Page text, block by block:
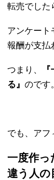
転売でした
アンケート
報酬が支払
つまり、
る』 のです。
でも、アフ
一度作っ
違う人の